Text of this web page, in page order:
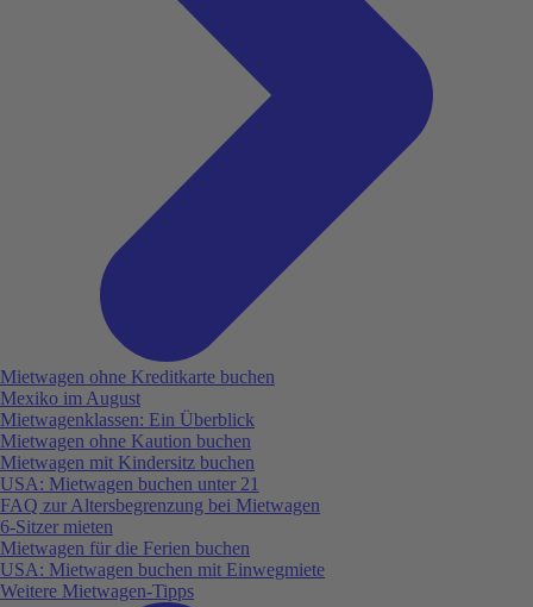
Mietwagen ohne Kreditkarte buchen
Mexiko im August
Mietwagenklassen: Ein Überblick
Mietwagen ohne Kaution buchen
Mietwagen mit Kindersitz buchen
USA: Mietwagen buchen unter 21
FAQ zur Altersbegrenzung bei Mietwagen
6-Sitzer mieten
Mietwagen für die Ferien buchen
USA: Mietwagen buchen mit Einwegmiete
Weitere Mietwagen-Tipps